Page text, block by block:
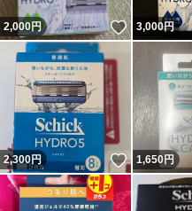
2,000円 いいね！
3,000円
2,300円 いいね！
1,650円